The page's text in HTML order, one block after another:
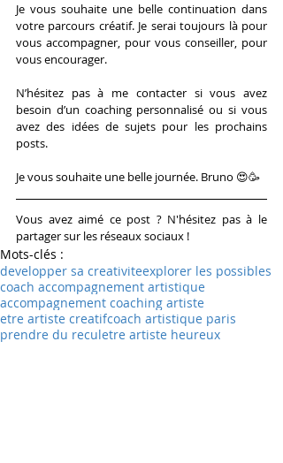
Je vous souhaite une belle continuation dans
votre parcours créatif. Je serai toujours là pour
vous accompagner, pour vous conseiller, pour
vous encourager.
N’hésitez pas à me contacter si vous avez
besoin d’un coaching personnalisé ou si vous
avez des idées de sujets pour les prochains
posts.
Je vous souhaite une belle journée. Bruno 😍🥳
Vous avez aimé ce post ? N'hésitez pas à le
partager sur les réseaux sociaux !
Mots-clés :
developper sa creativiteexplorer les possibles
coach accompagnement artistique
accompagnement coaching artiste
etre artiste creatifcoach artistique paris
prendre du reculetre artiste heureux